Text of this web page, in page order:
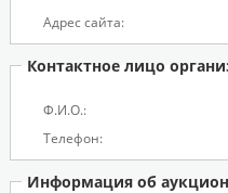
Адрес сайта:
Контактное лицо
Ф.И.О.:
Телефон:
Информация об